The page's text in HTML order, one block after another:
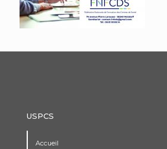
USPCS
Accueil